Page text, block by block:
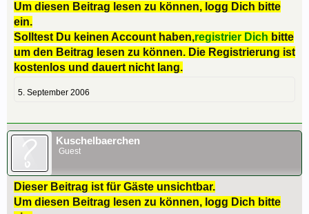
Um diesen Beitrag lesen zu können, logg Dich bitte
ein.
Solltest Du keinen Account haben,registrier Dich bitte
um den Beitrag lesen zu können. Die Registrierung ist
kostenlos und dauert nicht lang.
5. September 2006
Kuschelbaerchen
Guest
Dieser Beitrag ist für Gäste unsichtbar.
Um diesen Beitrag lesen zu können, logg Dich bitte